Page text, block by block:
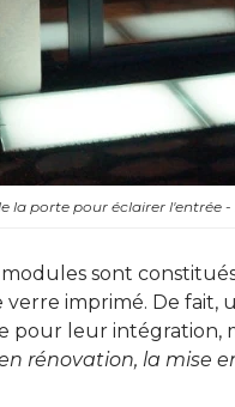
la porte pour éclairer l'entrée
sont
imprimé. De fait,
pour leur intégration,
rénovation, la mise